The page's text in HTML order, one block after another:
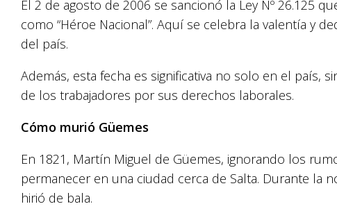
El 2 de agosto de 2006 se sancionó la Ley Nº 26.125
como “Héroe Nacional”. Aquí se celebra la valentía y
del país.
Además, esta fecha es significativa no solo en el país,
de los trabajadores por sus derechos laborales.
Cómo murió Güemes
En 1821, Martín Miguel de Güemes, ignorando los
permanecer en una ciudad cerca de Salta. Durante la
hirió de bala.